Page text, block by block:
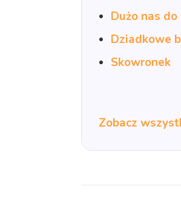
Dużo nas
Dziadkowe
Skowronek
Zobacz